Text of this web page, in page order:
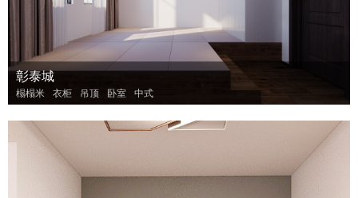
彰泰城
榻榻米 衣柜 吊顶 卧室 中式